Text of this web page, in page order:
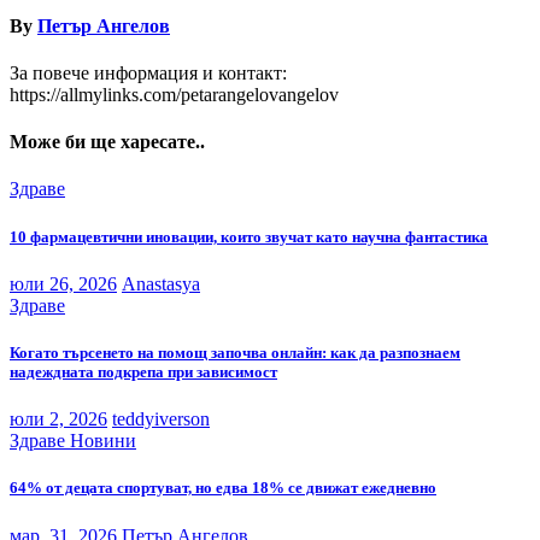
By Петър Ангелов
За повече информация и контакт:
https://allmylinks.com/petarangelovangelov
Може би ще харесате..
Здраве
10 фармацевтични иновации, които звучат като научна фантастика
юли 26, 2026 Anastasya
Здраве
Когато търсенето на помощ започва онлайн: как да разпознаем
надеждната подкрепа при зависимост
юли 2, 2026 teddyiverson
Здраве Новини
64% от децата спортуват, но едва 18% се движат ежедневно
мар. 31, 2026 Петър Ангелов